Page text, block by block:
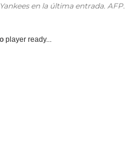
en la última entrada. AFP.
player ready...